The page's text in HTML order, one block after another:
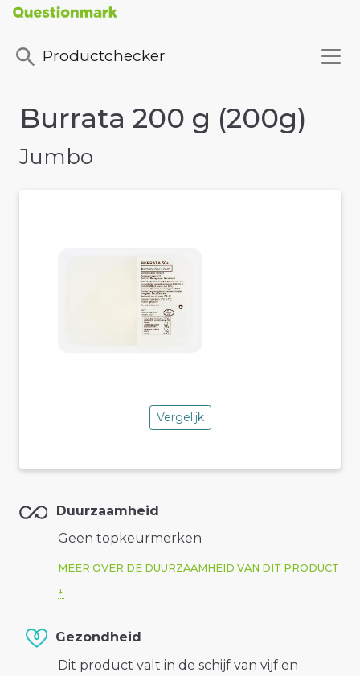
Productchecker
Burrata 200 g (200g)
Jumbo
Vergelijk
Duurzaamheid
Geen topkeurmerken
MEER OVER DE DUURZAAMHEID VAN DIT PRODUCT
Gezondheid
Dit product valt in de schijf van vijf en